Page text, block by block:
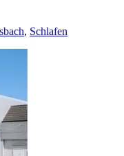
, Schlafen